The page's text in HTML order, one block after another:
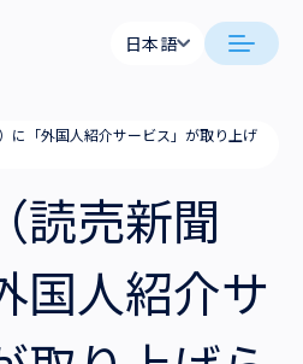
日本語
に「外国人紹介サービス」が取り上げ
読売新聞
国人紹介サ